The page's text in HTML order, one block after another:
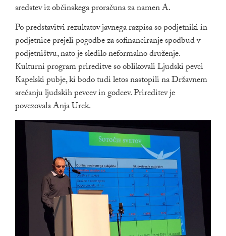
sredstev iz občinskega proračuna za namen A.
Po predstavitvi rezultatov javnega razpisa so podjetniki in
podjetnice prejeli pogodbe za sofinanciranje spodbud v
podjetništvu, nato je sledilo neformalno druženje.
Kulturni program prireditve so oblikovali Ljudski pevci
Kapelski pubje, ki bodo tudi letos nastopili na Državnem
srečanju ljudskih pevcev in godcev. Prireditev je
povezovala Anja Urek.